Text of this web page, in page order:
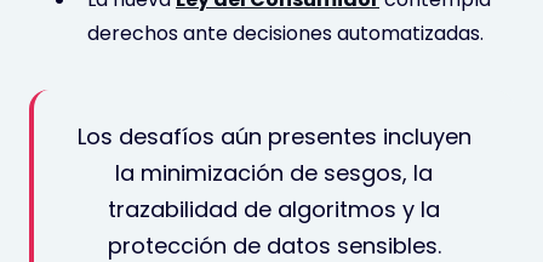
derechos ante decisiones automatizadas.
Los desafíos aún presentes incluyen
la minimización de sesgos, la
trazabilidad de algoritmos y la
protección de datos sensibles.